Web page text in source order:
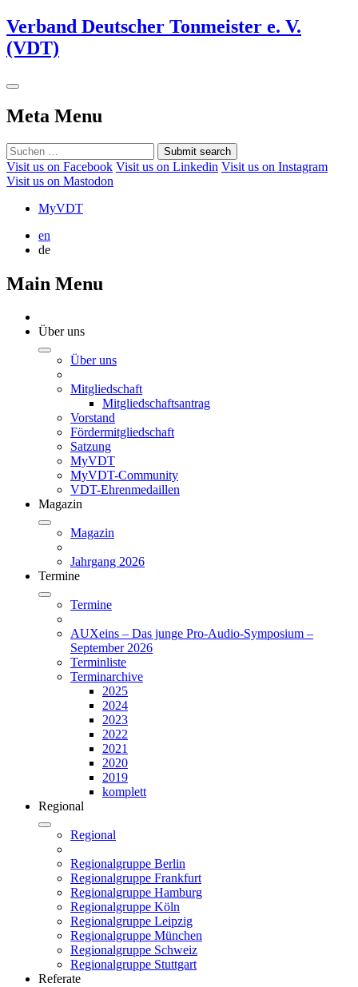
Verband Deutscher Tonmeister e. V.
(VDT)
Meta Menu
Submit search
Visit us on Facebook Visit us on Linkedin Visit us on Instagram
Visit us on Mastodon
MyVDT
en
de
Main Menu
Über uns
Über uns
Mitgliedschaft
Mitgliedschaftsantrag
Vorstand
Fördermitgliedschaft
Satzung
MyVDT
MyVDT-Community
VDT-Ehrenmedaillen
Magazin
Magazin
Jahrgang 2026
Termine
Termine
AUXeins – Das junge Pro-Audio-Symposium –
September 2026
Terminliste
Terminarchive
2025
2024
2023
2022
2021
2020
2019
komplett
Regional
Regional
Regionalgruppe Berlin
Regionalgruppe Frankfurt
Regionalgruppe Hamburg
Regionalgruppe Köln
Regionalgruppe Leipzig
Regionalgruppe München
Regionalgruppe Schweiz
Regionalgruppe Stuttgart
Referate